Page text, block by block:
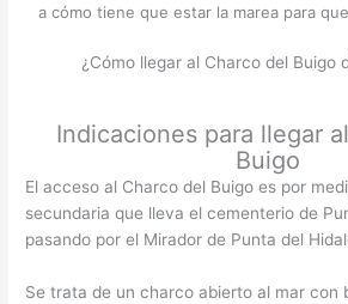
a cómo tiene que estar la marea para
¿Cómo llegar al Charco del Buigo
Indicaciones para llegar
Buigo
El acceso al Charco del Buigo es por
secundaria que lleva el cementerio de
pasando por el Mirador de Punta del
Se trata de un charco abierto al mar con